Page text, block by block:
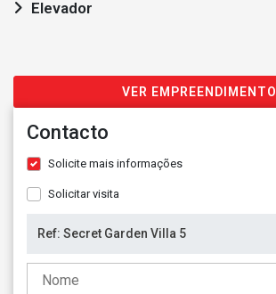
Elevador
VER EMPREENDIMENTO
Contacto
Solicite mais informações
Solicitar visita